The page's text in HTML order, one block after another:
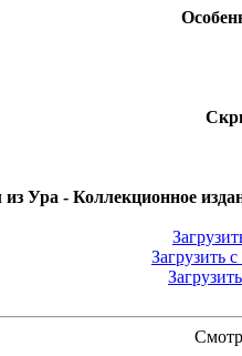
Ура - Коллекционное
Загрузить